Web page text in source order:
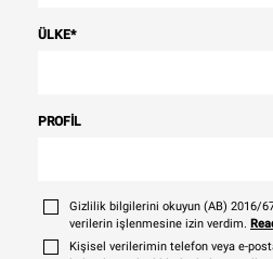
ÜLKE*
PROFIL
Gizlilik bilgilerini okuyun (AB) 2016/
verilerin işlenmesine izin verdim.
Kişisel verilerimin telefon veya e-